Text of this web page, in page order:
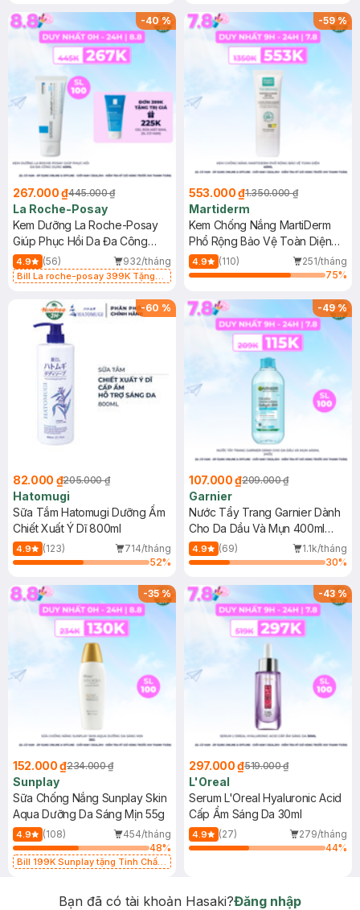
-40%
267.000 ₫445.000 ₫
La Roche-Posay
Kem Dưỡng La Roche-Posay
Giúp Phục Hồi Da Đa Công
Dụng 40ml
4.9 (56) 932/tháng
Bill La roche-posay 399K Tặng
(SL có hạn)
-59%
553.000 ₫1.350.000 ₫
Martiderm
Kem Chống Nắng MartiDerm
Phổ Rộng Bảo Vệ Toàn Diện
40ml
4.9 (110)
251/tháng
75%
-60 %
82.000 ₫205.000 ₫
Hatomugi
Sữa Tắm Hatomugi Dưỡng Ẩm
Chiết Xuất Ý Dĩ 800ml
4.9 (123)
714/tháng
52%
-49%
107.000 ₫209.000 ₫
Garnier
Nước Tẩy Trang Garnier Dành
Cho Da Dầu Và Mụn 400ml
(Mới)
4.9 (69)
1.1k/tháng
30%
-35%
152.000 ₫234.000 ₫
Sunplay
Sữa Chống Nắng Sunplay Skin
Aqua Dưỡng Da Sáng Mịn 55g
4.9 (108)
454/tháng
48%
Bill 199K Sunplay tặng Tinh Chất
-43%
297.000 ₫519.000 ₫
L'Oreal
Serum L'Oreal Hyaluronic Acid
Cấp Ẩm Sáng Da 30ml
4.9 (27)
279/tháng
44%
Bạn đã có tài khoản Hasaki?Đăng nhập